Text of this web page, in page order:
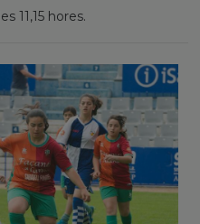
11,15 hores.